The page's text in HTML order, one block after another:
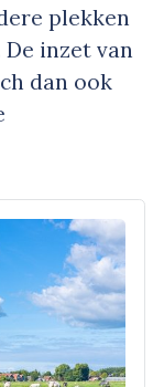
plekken
inzet van
dan ook